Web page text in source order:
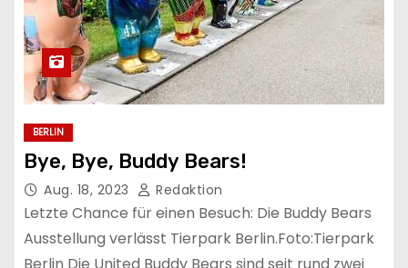
BERLIN
Bye, Bye, Buddy Bears!
Aug. 18, 2023 Redaktion
Letzte Chance für einen Besuch: Die Buddy Bears
Ausstellung verlässt Tierpark Berlin.Foto:Tierpark